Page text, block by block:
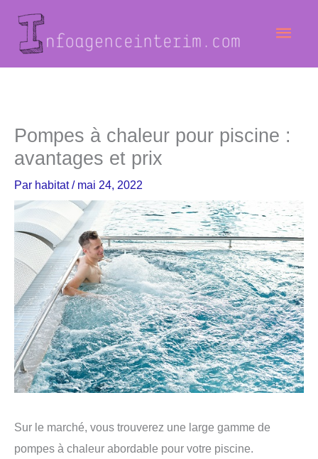
contenu
Pompes à chaleur pour piscine :
avantages et prix
Par habitat/ mai 24, 2022
Sur le marché, vous trouverez une large gamme de
pompes à chaleur abordable pour votre piscine.